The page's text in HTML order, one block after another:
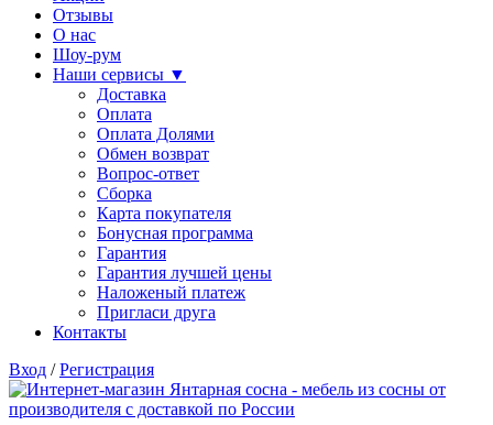
Отзывы
О нас
Шоу-рум
Наши сервисы ▼
Доставка
Оплата
Оплата Долями
Обмен возврат
Вопрос-ответ
Сборка
Карта покупателя
Бонусная программа
Гарантия
Гарантия лучшей цены
Наложеный платеж
Пригласи друга
Контакты
Вход / Регистрация